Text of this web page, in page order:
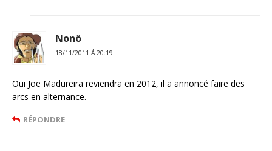
Nonö
18/11/2011 Á 20:19
Oui Joe Madureira reviendra en 2012, il a annoncé faire des
arcs en alternance.
RÉPONDRE